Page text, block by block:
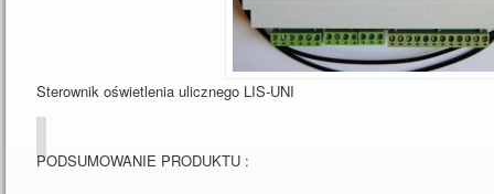
Sterownik oświetlenia ulicznego LIS-UNI
PODSUMOWANIE PRODUKTU :